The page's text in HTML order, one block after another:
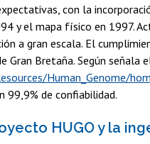
con la
y el mapa físico en 1997.
a gran escala. El
Gran Bretaña. Según
Human_Genome/
99,9% de confiabilidad.
HUGO y la